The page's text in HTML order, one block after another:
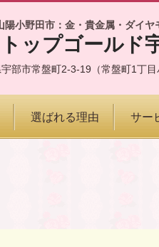
陽小野田市：金・貴金属・ダイヤ
ップゴールド
部市常盤町2-3-19（常盤町1丁目
選ばれる理由 サー